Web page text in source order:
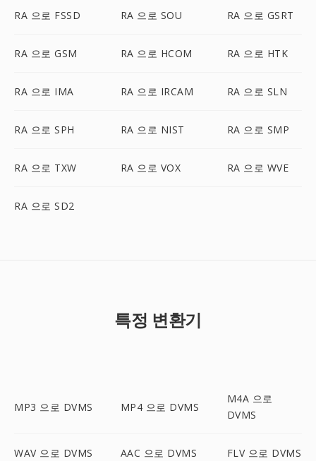
RA 으로 FSSD RA 으로 SOU RA 으로 GSRT
RA 으로 GSM RA 으로 HCOM RA 으로 HTK
RA 으로 IMA RA 으로 IRCAM RA 으로 SLN
RA 으로 SPH RA 으로 NIST RA 으로 SMP
RA 으로 TXW RA 으로 VOX RA 으로 WVE
RA 으로 SD2
특정 변환기
MP3 으로 DVMS MP4 으로 DVMS
M4A 으로
DVMS
WAV 으로 DVMS AAC 으로 DVMS FLV 으로 DVMS